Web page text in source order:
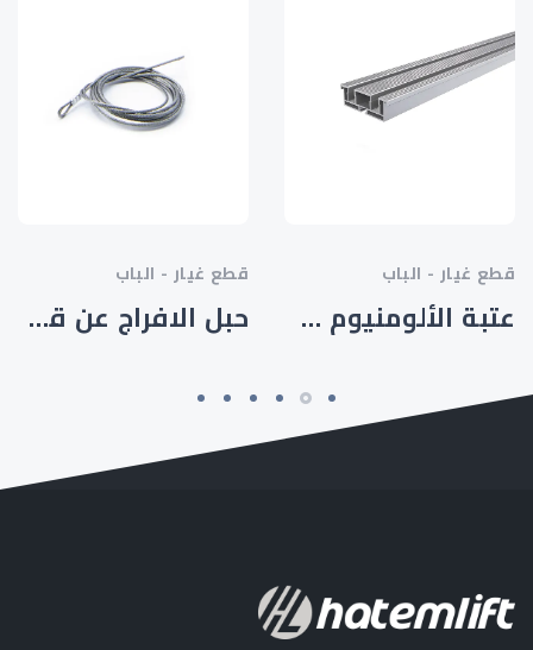
قطع غيار - الباب
عتبة الألومنيوم مزدوجة القناة
قطع غيار - الباب
حبل الافراج عن قفل الطوارئ 1.5 - HTM-SP-001